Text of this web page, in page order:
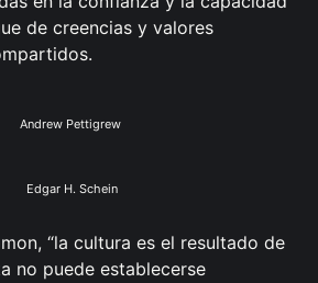
de creencias y valores
Andrew Pettigrew
Edgar H. Schein
“la cultura es el resultado de
no puede establecerse